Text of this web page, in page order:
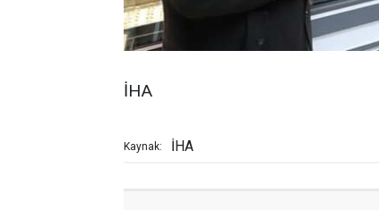
İHA
Kaynak: İHA